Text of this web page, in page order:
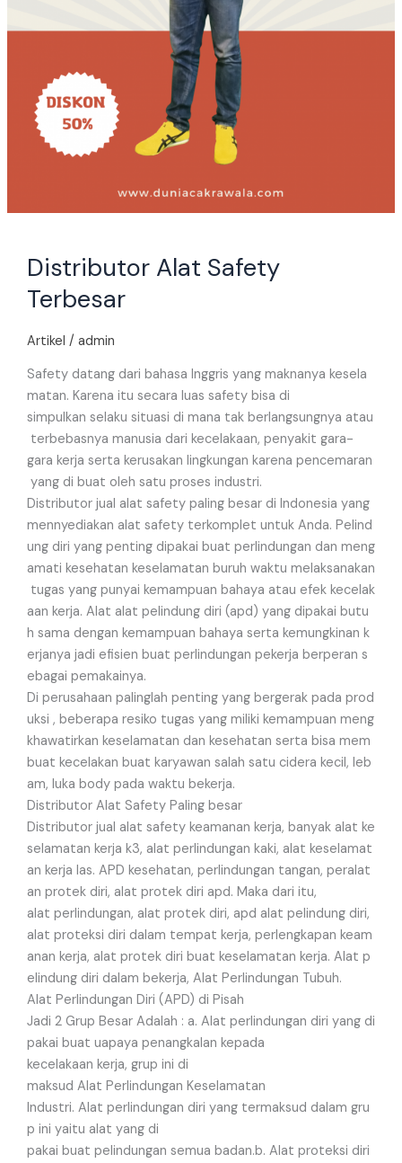
Distributor Alat Safety
Terbesar
Artikel / admin
Safety datang dari bahasa Inggris yang maknanya kesela
matan. Karena itu secara luas safety bisa di
simpulkan selaku situasi di mana tak berlangsungnya atau
terbebasnya manusia dari kecelakaan, penyakit gara-
gara kerja serta kerusakan lingkungan karena pencemaran
yang di buat oleh satu proses industri.
Distributor jual alat safety paling besar di Indonesia yang
mennyediakan alat safety terkomplet untuk Anda. Pelind
ung diri yang penting dipakai buat perlindungan dan meng
amati kesehatan keselamatan buruh waktu melaksanakan
tugas yang punyai kemampuan bahaya atau efek kecelak
aan kerja. Alat alat pelindung diri (apd) yang dipakai butu
h sama dengan kemampuan bahaya serta kemungkinan k
erjanya jadi efisien buat perlindungan pekerja berperan s
ebagai pemakainya.
Di perusahaan palinglah penting yang bergerak pada prod
uksi , beberapa resiko tugas yang miliki kemampuan meng
khawatirkan keselamatan dan kesehatan serta bisa mem
buat kecelakan buat karyawan salah satu cidera kecil, leb
am, luka body pada waktu bekerja.
Distributor Alat Safety Paling besar
Distributor jual alat safety keamanan kerja, banyak alat ke
selamatan kerja k3, alat perlindungan kaki, alat keselamat
an kerja las. APD kesehatan, perlindungan tangan, peralat
an protek diri, alat protek diri apd. Maka dari itu,
alat perlindungan, alat protek diri, apd alat pelindung diri,
alat proteksi diri dalam tempat kerja, perlengkapan keam
anan kerja, alat protek diri buat keselamatan kerja. Alat p
elindung diri dalam bekerja, Alat Perlindungan Tubuh.
Alat Perlindungan Diri (APD) di Pisah
Jadi 2 Grup Besar Adalah : a. Alat perlindungan diri yang di
pakai buat uapaya penangkalan kepada
kecelakaan kerja, grup ini di
maksud Alat Perlindungan Keselamatan
Industri. Alat perlindungan diri yang termaksud dalam gru
p ini yaitu alat yang di
pakai buat pelindungan semua badan.b. Alat proteksi diri